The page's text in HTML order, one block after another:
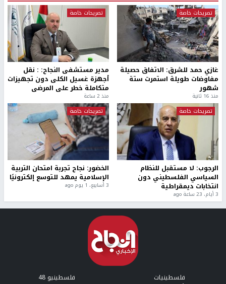
تصريحات خاصة
غازي حمد للشرق: الاتفاق حصيلة
مفاوضات طويلة استمرت ستة
شهور
منذ 16 ثانية
تصريحات خاصة
مدير مستشفى النجاح: : نقل
أجهزة غسيل الكلى دون تجهيزات
متكاملة خطر على المرضى
منذ 2 ساعة
تصريحات خاصة
الرجوب: لا مستقبل للنظام
السياسي الفلسطيني دون
انتخابات ديمقراطية
3 أيام، 23 ساعة ago
تصريحات خاصة
الخضور: نجاح تجربة امتحان التربية
الإسلامية يمهد للتوسع إلكترونيًا
3 أسابيع، 1 يوم ago
فلسطينيات فلسطينيو 48